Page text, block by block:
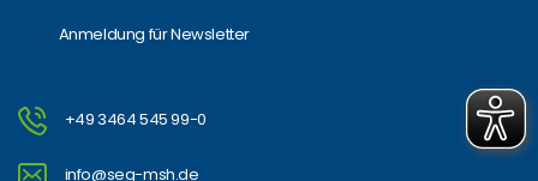
Anmeldung für Newsletter
+49 3464 545 99-0
info@seg-msh.de